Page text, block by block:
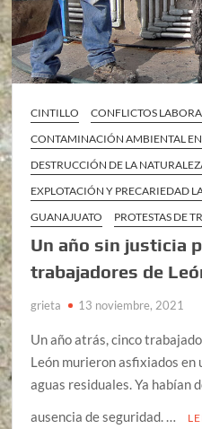
CINTILLO
CONFLICTOS
CONTAMINACIÓN AMBIENTAL
DESTRUCCIÓN DE LA
EXPLOTACIÓN Y PRECARIEDAD
GUANAJUATO
PROTESTAS DE
Un año sin justicia
trabajadores de
grieta 13 noviembre, 2021
Un año atrás, cinco
León murieron asfixiados
aguas residuales. Ya habían
ausencia de seguridad. …